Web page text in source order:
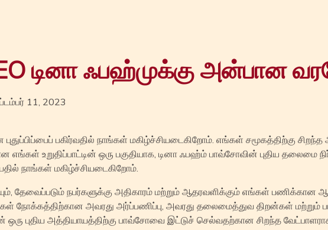
டினா ஃபஹ்முக்கு அன்பான
11, 2023
பகிர்வதில் நாங்கள் மகிழ்ச்சியடைகிறோம். எங்கள் சமூகத்திற்கு
உறுதிப்பாட்டின் ஒரு பகுதியாக, டினா ஃபஹ்ம் பாவ்சோவின் புதிய தலைமை
நாங்கள் மகிழ்ச்சியடைகிறோம்.
தேவைப்படும் நபர்களுக்கு அதிகாரம் மற்றும் ஆதரவளிக்கும் எங்கள் பணிக்கான
நோக்கத்திற்கான அவரது அர்ப்பணிப்பு, அவரது தலைமைத்துவ திறன்கள் மற்றும்
புதிய அத்தியாயத்திற்கு பாவ்சோவை இட்டுச் செல்வதற்கான சிறந்த